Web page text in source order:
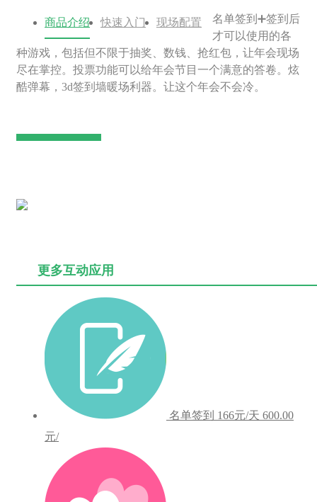
商品介绍 快速入门 现场配置
名单签到➕签到后
才可以使用的各
种游戏，包括但不限于抽奖、数钱、抢红包，让年会现场
尽在掌控。投票功能可以给年会节目一个满意的答卷。炫
酷弹幕，3d签到墙暖场利器。让这个年会不会冷。
更多互动应用
名单签到 166元/天 600.00
元/